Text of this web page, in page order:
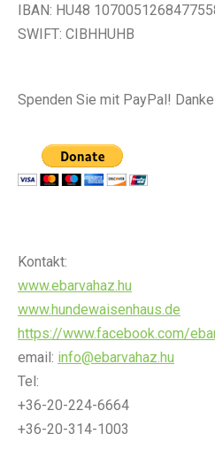
IBAN: HU48
SWIFT: CIBHHUHB
Spenden Sie mit PayPal!
Kontakt:
www.ebarvahaz.hu
www.hundewaisenhaus.de
https://www.facebook.com/
email: info@ebarvahaz.hu
Tel:
+36-20-224-6664
+36-20-314-1003